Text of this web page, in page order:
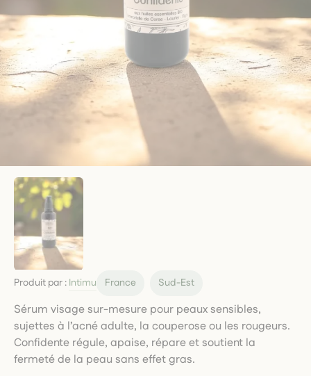
Produit par : Intimu France Sud-Est
Sérum visage sur-mesure pour peaux sensibles,
sujettes à l’acné adulte, la couperose ou les rougeurs.
Confidente régule, apaise, répare et soutient la
fermeté de la peau sans effet gras.